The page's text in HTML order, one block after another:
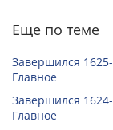
Еще по теме
Завершился
Главное
Завершился
Главное